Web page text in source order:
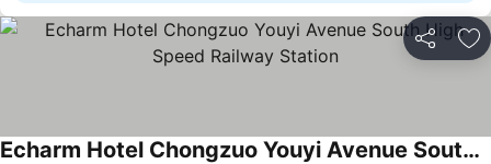
Partilhar
Echarm Hotel Chongzuo Youyi Avenue South High Speed Railway Station